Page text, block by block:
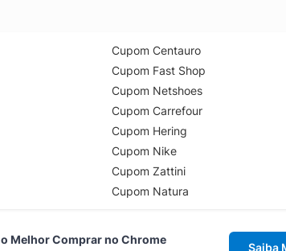
Cupom Centauro
Cupom Fast Shop
Cupom Netshoes
Cupom Carrefour
Cupom Hering
Cupom Nike
Cupom Zattini
Cupom Natura
Melhor Comprar no Chrome
Saiba